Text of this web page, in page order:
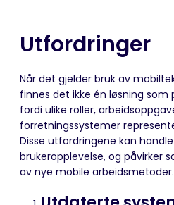
Utfordringer
Når det gjelder bruk av
finnes det ikke én løsning som
fordi ulike roller,
forretningssystemer
Disse utfordringene kan
brukeropplevelse, og påvirker
av nye mobile arbeidsmetoder.